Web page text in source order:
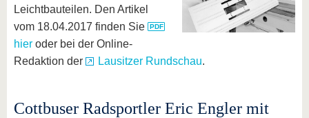
Leichtbauteilen. Den Artikel
vom 18.04.2017 finden Sie
hier oder bei der Online-
Redaktion der
Lausitzer Rundschau.
Cottbuser Radsportler Eric Engler mit